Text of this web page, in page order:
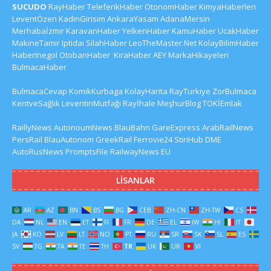
SUCUDO RayHaberTeleferikHaber OtonomHaberKimyaHaberleri
LeventÖzen KadinGirisim AnkaraYasam AdanaMersin
MerhabaİzmirKaravanHaberYelkenHaberKamuHaberUcakHaber
MakineTamirIptidai SilahHaberLeoTheMaster.NetKolayBilimHaber
HaberInegol OtobanHaber KiraHaberAEYMarkaHikayeleri
BulmacaHaber
BulmacaCevap KomikKurbaga KolayHarita RayTurkiye ZorBulmaca
KentveSağlık LeventinMutfağı Rayİhale MeşhurBlogTOKİEmlak
RaillyNews AutonoumNews BlauBahn GareExpress ArabRailNews
PersRail BlauAutonom GreekRail Ferrovie24 StiriHub DME
AutoRusNews PromptsFile RailwayNews EU
LISANLAR
AR AZ BN BS BG CEB ZH-CN ZH-TW
CS
DA
NL EN ET FI FR DE EL IW HI
IT
JA
KO LV LT NO PT RU SR SK SL
ES
SV
TG TA TE TH TR UK UR VI